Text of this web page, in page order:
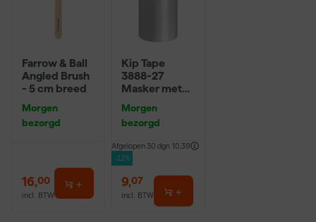
Farrow & Ball
Angled Brush
- 5 cm breed
Morgen
bezorgd
16,00
incl. BTW
Kip Tape
3888-27
Masker met
2,7 x 20m
Morgen
bezorgd
Afgelopen 30 dgn 10,39
-12%
9,07
incl. BTW